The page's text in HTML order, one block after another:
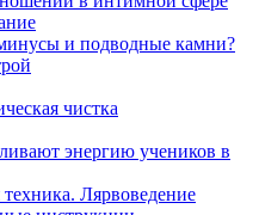
и подводные камни?
чистка
энергию учеников в
Лярвоведение